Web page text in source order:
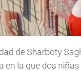
de Sharboty
en la que dos